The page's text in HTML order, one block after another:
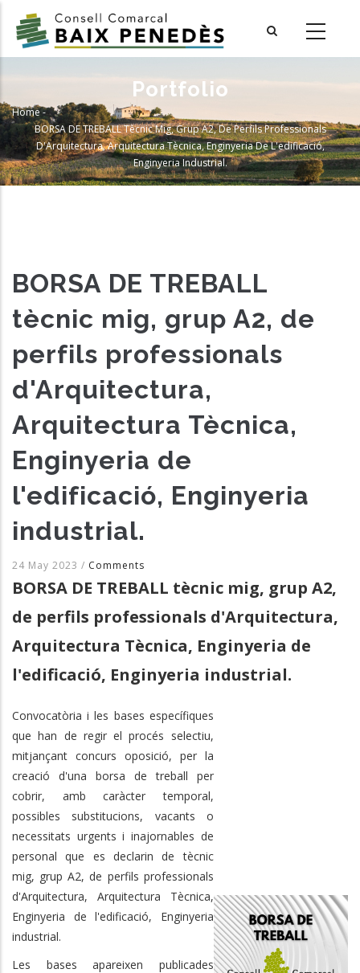
main
Portfolio
Breadcrumb
Home-
BORSA DE TREBALL Tècnic Mig, Grup A2, De Perfils Professionals
D'Arquitectura, Arquitectura Tècnica, Enginyeria De L'edificació,
Enginyeria Industrial.
BORSA DE TREBALL
tècnic mig, grup A2, de
perfils professionals
d'Arquitectura,
Arquitectura Tècnica,
Enginyeria de
l'edificació, Enginyeria
industrial.
24 May 2023 / Comments
BORSA DE TREBALL tècnic mig, grup A2,
de perfils professionals d'Arquitectura,
Arquitectura Tècnica, Enginyeria de
l'edificació, Enginyeria industrial.
Convocatòria i les bases específiques
que han de regir el procés selectiu,
mitjançant concurs oposició, per la
creació d'una borsa de treball per
cobrir, amb caràcter temporal,
possibles substitucions, vacants o
necessitats urgents i inajornables de
personal que es declarin de tècnic
mig, grup A2,de perfils professionals
d'Arquitectura, Arquitectura Tècnica,
Enginyeria de l'edificació, Enginyeria
industrial.
Les bases apareixen publicades